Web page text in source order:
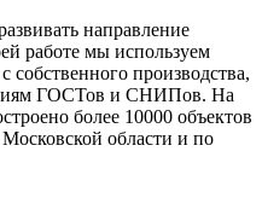
направление
работе мы используем
собственного производства,
ГОСТов и СНИПов. На
более 10000 объектов
области и по